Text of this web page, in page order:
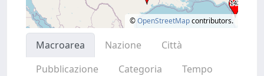
©OpenStreetMapcontributors.
Macroarea Nazione
Città
Pubblicazione
Categoria
Tempo